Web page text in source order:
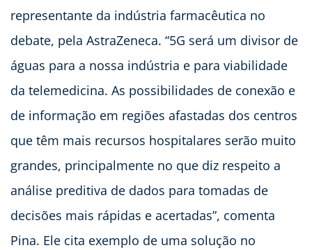
representante da indústria farmacêutica no
debate, pela AstraZeneca. “5G será um divisor de
águas para a nossa indústria e para viabilidade
da telemedicina. As possibilidades de conexão e
de informação em regiões afastadas dos centros
que têm mais recursos hospitalares serão muito
grandes, principalmente no que diz respeito a
análise preditiva de dados para tomadas de
decisões mais rápidas e acertadas”, comenta
Pina. Ele cita exemplo de uma solução no